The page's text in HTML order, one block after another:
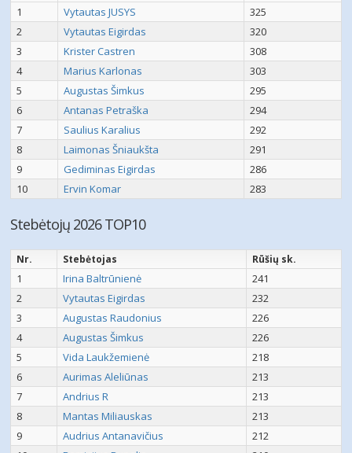
1 Vytautas JUSYS
325
2
Vytautas Eigirdas
320
3
Krister Castren
308
4
Marius Karlonas
303
5
Augustas Šimkus
295
6
Antanas Petraška
294
7
Saulius Karalius
292
8
Laimonas Šniaukšta
291
9
Gediminas Eigirdas
286
10
Ervin Komar 283
Stebėtojų 2026 TOP10
Nr. Stebėtojas Rūšių sk.
1 Irina Baltrūnienė
241
2
Vytautas Eigirdas
232
3
Augustas Raudonius
226
4
Augustas Šimkus
226
5
Vida Laukžemienė
218
6
Aurimas Aleliūnas
213
7
Andrius R
213
8
Mantas Miliauskas
213
9
Audrius Antanavičius
212